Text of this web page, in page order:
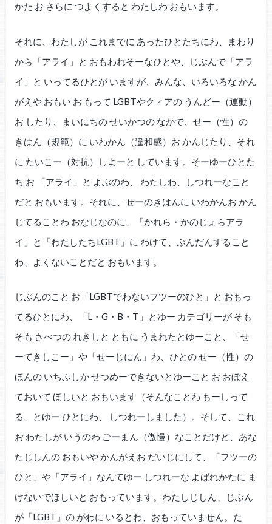
かた お さらに つよくすると わたしわ おもいます。
それに、わたしが これまでに あったひとたちにわ、まわり
から「アライ」と おもわれそーなひとや、じぶんで「アラ
イ」と いってるひとが いますが、みんな、いろいろな かん
がえや おもい お もって LGBTやクィアの うんどー（運動）
お したり、まいにちの せいかつの なかで、せー（性）の
きはん（規範）に いわかん（違和感）お かんじたり、それ
に たいこー（対抗）しよーと しています。そーゆーひとた
ち お 「アライ」と よぶのわ、 わたしわ、しつれーなこと
だと おもいます。それに、せーのきはんに いわかんお かん
じてることわ おなじなのに、「かれら・かのじょらアラ
イ」と「わたしたちLGBT」に わけて、ぶんだんすること
わ、よくないことだと おもいます。
じぶんのこと お「LGBTでわないフツーのひと」と おもっ
てるひとにわ、「L・G・B・T」とゆー カテゴリーが そも
そも さべつの れきしと ともに うまれたとゆーこと、「せ
ーてきしこー」や「せーじにん」わ、ひとの せー（性）の
ほんの いちぶしか せつめーできないとゆーこと お おぼえ
ておいて ほしいと おもいます（そんなことわ もーしって
る、とゆー ひとにわ、 しつれーしました）。そして、これ
お わたしが いうのわ ごーまん（傲慢）なことだけど、あな
たじしんの おもいや かんがえお だいじにして、「フツーの
ひと」や「アライ」なんてゆー しつれーな よばれかたに ま
けないでほしいと おもっています。わたしじしん、じぶん
が「LGBT」の がわに いるとわ、おもっていません。た